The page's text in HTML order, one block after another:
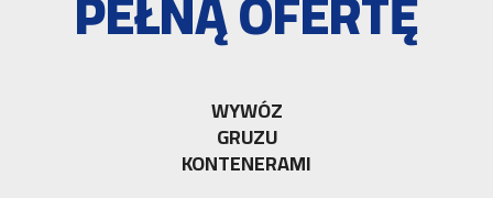
WYWÓZ
GRUZU
KONTENERAMI